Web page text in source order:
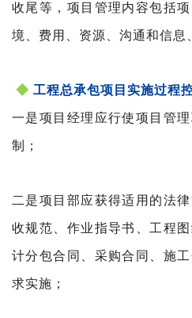
收尾等，项目管理内容包括
境、费用、资源、沟通和信息
◆ 工程总承包项目实施过程
一是项目经理应行使项目管
制；
二是项目部应获得适用的法
收规范、作业指导书、工程
计分包合同、采购合同、施
求实施；